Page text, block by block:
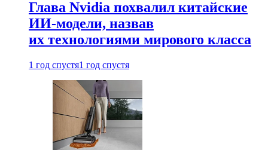
Глава Nvidia похвалил китайские
ИИ-модели, назвав
их технологиями мирового класса
1 год спустя1 год спустя